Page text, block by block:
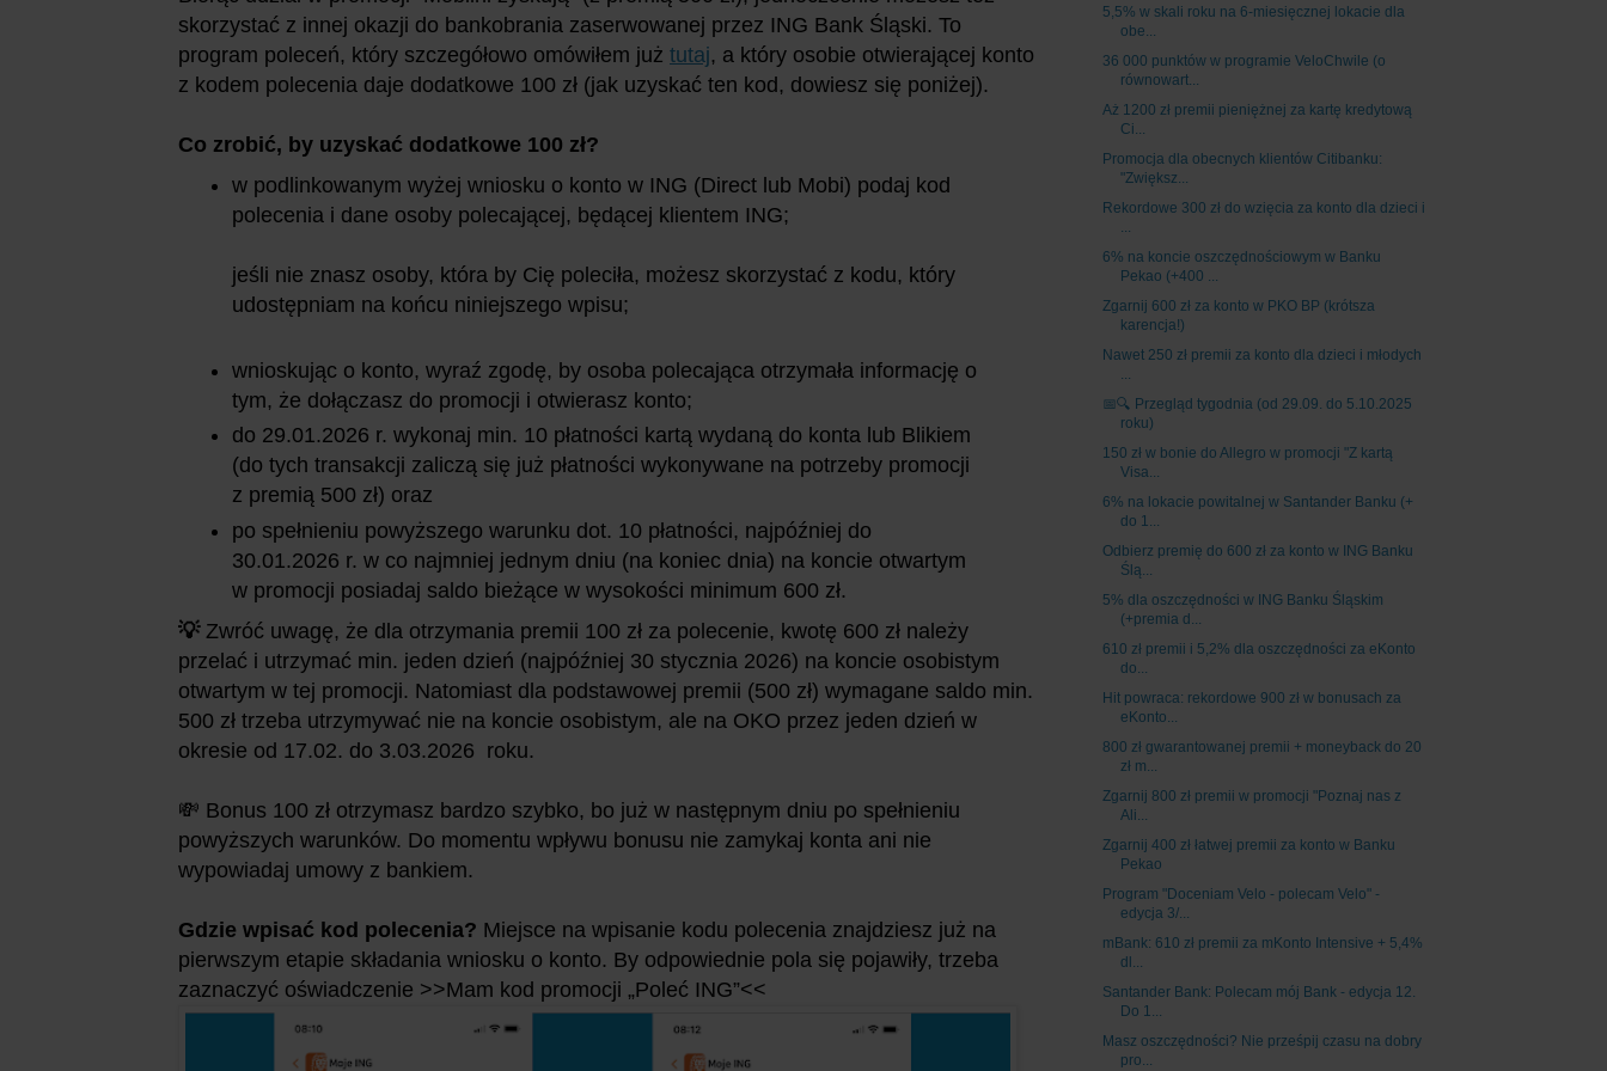
skorzystać z innej okazji do bankobrania zaserwowanej przez ING Bank Śląski. To
program poleceń, który szczegółowo omówiłem już tutaj, a który osobie otwierającej konto
z kodem polecenia daje dodatkowe 100 zł (jak uzyskać ten kod, dowiesz się poniżej).
Co zrobić, by uzyskać dodatkowe 100 zł?
w podlinkowanym wyżej wniosku o konto w ING (Direct lub Mobi) podaj kod
polecenia i dane osoby polecającej, będącej klientem ING;
jeśli nie znasz osoby, która by Cię poleciła, możesz skorzystać z kodu, który
udostępniam na końcu niniejszego wpisu;
wnioskując o konto, wyraź zgodę, by osoba polecająca otrzymała informację o
tym, że dołączasz do promocji i otwierasz konto;
do 29.01.2026 r. wykonaj min. 10 płatności kartą wydaną do konta lub Blikiem
(do tych transakcji zaliczą się już płatności wykonywane na potrzeby promocji
z premią 500 zł) oraz
po spełnieniu powyższego warunku dot. 10 płatności, najpóźniej do
30.01.2026 r. w co najmniej jednym dniu (na koniec dnia) na koncie otwartym
w promocji posiadaj saldo bieżące w wysokości minimum 600 zł.
💡 Zwróć uwagę, że dla otrzymania premii 100 zł za polecenie, kwotę 600 zł należy
przelać i utrzymać min. jeden dzień (najpóźniej 30 stycznia 2026) na koncie osobistym
otwartym w tej promocji. Natomiast dla podstawowej premii (500 zł) wymagane saldo min.
500 zł trzeba utrzymywać nie na koncie osobistym, ale na OKO przez jeden dzień w
okresie od 17.02. do 3.03.2026 roku.
💸 Bonus 100 zł otrzymasz bardzo szybko, bo już w następnym dniu po spełnieniu
powyższych warunków. Do momentu wpływu bonusu nie zamykaj konta ani nie
wypowiadaj umowy z bankiem.
Gdzie wpisać kod polecenia? Miejsce na wpisanie kodu polecenia znajdziesz już na
pierwszym etapie składania wniosku o konto. By odpowiednie pola się pojawiły, trzeba
zaznaczyć oświadczenie >>Mam kod promocji „Poleć ING”<<
5,5% w skali roku na 6-miesięcznej lokacie dla
obe...
36 000 punktów w programie VeloChwile (o
równowart...
Aż 1200 zł premii pieniężnej za kartę kredytową
Ci...
Promocja dla obecnych klientów Citibanku:
"Zwiększ...
Rekordowe 300 zł do wzięcia za konto dla dzieci i
...
6% na koncie oszczędnościowym w Banku
Pekao (+400 ...
Zgarnij 600 zł za konto w PKO BP (krótsza
karencja!)
Nawet 250 zł premii za konto dla dzieci i młodych
...
📅🔍 Przegląd tygodnia (od 29.09. do 5.10.2025
roku)
150 zł w bonie do Allegro w promocji "Z kartą
Visa...
6% na lokacie powitalnej w Santander Banku (+
do 1...
Odbierz premię do 600 zł za konto w ING Banku
Ślą...
5% dla oszczędności w ING Banku Śląskim
(+premia d...
610 zł premii i 5,2% dla oszczędności za eKonto
do...
Hit powraca: rekordowe 900 zł w bonusach za
eKonto...
800 zł gwarantowanej premii + moneyback do 20
zł m...
Zgarnij 800 zł premii w promocji "Poznaj nas z
Ali...
Zgarnij 400 zł łatwej premii za konto w Banku
Pekao
Program "Doceniam Velo - polecam Velo" -
edycja 3/...
mBank: 610 zł premii za mKonto Intensive + 5,4%
dl...
Santander Bank: Polecam mój Bank - edycja 12.
Do 1...
Masz oszczędności? Nie prześpij czasu na dobry
pro...